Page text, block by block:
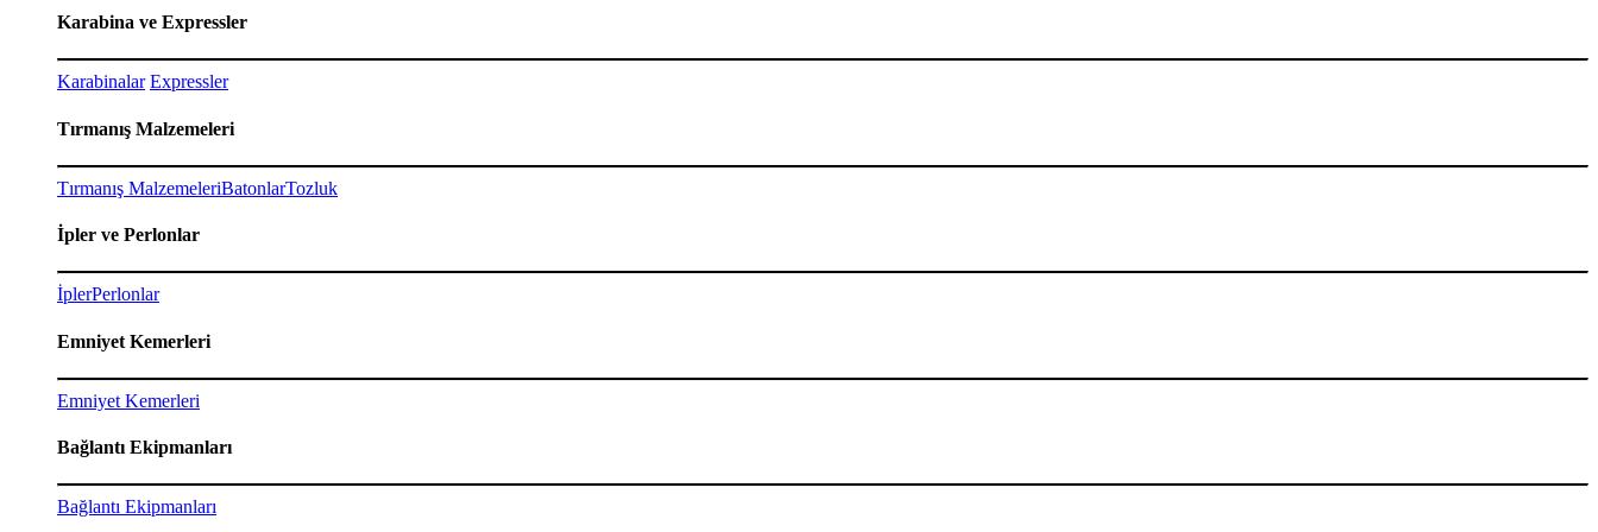
Karabina ve Expressler
Karabinalar Expressler
Tırmanış Malzemeleri
Tırmanış MalzemeleriBatonlarTozluk
İpler ve Perlonlar
İplerPerlonlar
Emniyet Kemerleri
Emniyet Kemerleri
Bağlantı Ekipmanları
Bağlantı Ekipmanları